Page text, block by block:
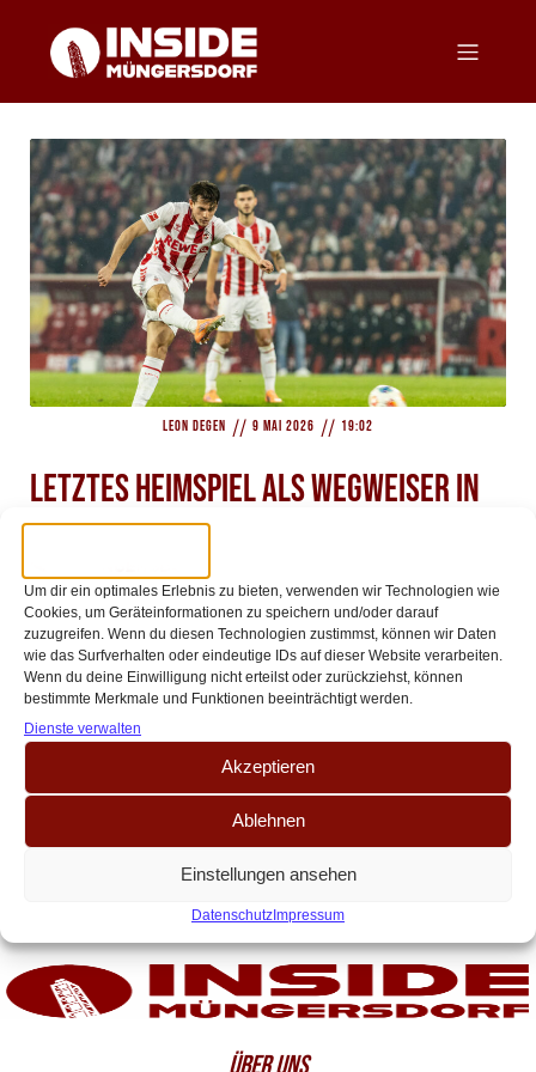
Um dir ein optimales Erlebnis zu bieten, verwenden wir Technologien wie
Cookies, um Geräteinformationen zu speichern und/oder darauf
zuzugreifen. Wenn du diesen Technologien zustimmst, können wir Daten
wie das Surfverhalten oder eindeutige IDs auf dieser Website verarbeiten.
Wenn du deine Einwilligung nicht erteilst oder zurückziehst, können
bestimmte Merkmale und Funktionen beeinträchtigt werden.
Dienste verwalten
Akzeptieren
Ablehnen
Einstellungen ansehen
DatenschutzImpressum
Leon Degen // 9 Mai 2026 // 19:02
Letztes Heimspiel als Wegweiser in
der Trainerfrage –
Spieltagsvorschau 1. FC Köln gegen
1. FC Heidenheim
Dank des Punktgewinns am vergangenen Spieltag in Berlin (2:2) hat der
FC den Klassenerhalt quasi in der Tasche. Zwar besteht rechnerisch eine
Restchance, auf den[…]